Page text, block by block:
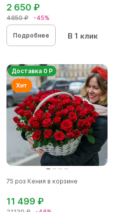
4850 ₽ -45%
2 650 ₽
Подробнее В 1 клик
Доставка 0 Р
75 роз Кения в корзине
11 499 ₽